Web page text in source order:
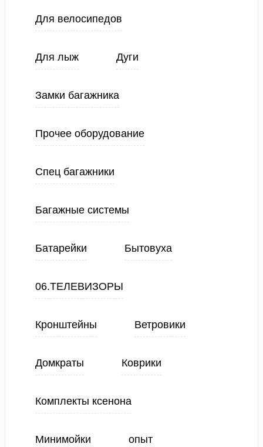
Для велосипедов
Для лыж Дуги
Замки багажника
Прочее оборудование
Спец багажники
Багажные системы
Батарейки Бытовуха
06.ТЕЛЕВИЗОРЫ
Кронштейны Ветровики
Домкраты Коврики
Комплекты ксенона
Минимойки опыт